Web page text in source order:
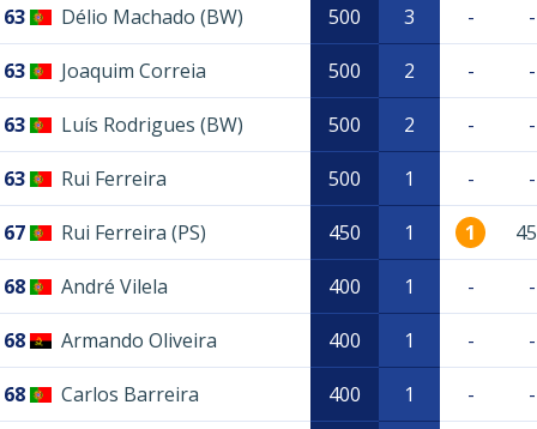
63 Délio Machado (BW) 500 3 - -
63 Joaquim Correia 500 2 - -
63 Luís Rodrigues (BW) 500 2 - -
63 Rui Ferreira 500 1 - -
67 Rui Ferreira (PS) 450 1 1
68 André Vilela 400 1 - -
68 Armando Oliveira 400 1 - -
68 Carlos Barreira 400 1 - -